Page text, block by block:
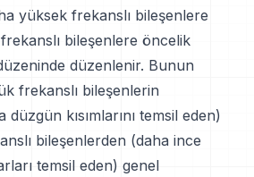
yüksek frekanslı bileşenlere
bileşenlere öncelik
düzenlenir. Bunun
frekanslı bileşenlerin
kısımlarını temsil eden)
bileşenlerden (daha ince
temsil eden) genel